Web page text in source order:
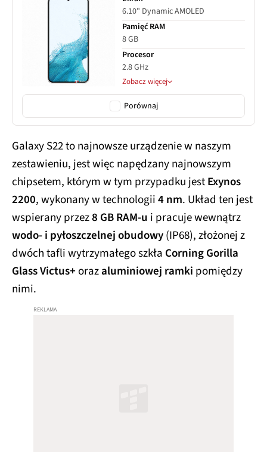
6.10" Dynamic AMOLED
Pamięć RAM
8 GB
Procesor
2.8 GHz
Zobacz więcej
Porównaj
Galaxy S22 to najnowsze urządzenie w naszym
zestawieniu, jest więc napędzany najnowszym
chipsetem, którym w tym przypadku jestExynos
2200, wykonany w technologii4 nm. Układ ten jest
wspierany przez8 GB RAM-u i pracuje wewnątrz
wodo- i pyłoszczelnej obudowy(IP68), złożonej z
dwóch tafli wytrzymałego szkła Corning Gorilla
Glass Victus+orazaluminiowej ramki pomiędzy
nimi.